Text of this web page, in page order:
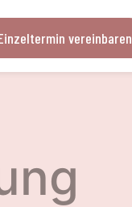
vereinbaren